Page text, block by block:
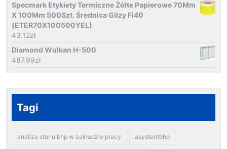
Specmark Etykiety Termiczne Żółte Papierowe 70Mm
X 100Mm 500Szt. Średnica Gilzy Fi40
(ETER70X100500YEL)
43.12zł
Diamond Wulkan H-500
487.99zł
Tagi
analiza stanu bhp w zakładzie pracy asystentbhp